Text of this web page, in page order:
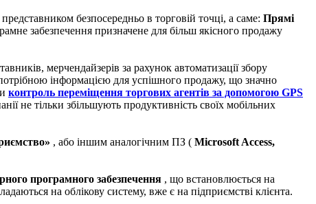
безпосередньо в торговій точці, а саме: Прямі
забезпечення призначене для більш якісного продажу
мерчендайзерів за рахунок автоматизації збору
інформацією для успішного продажу, що значно
контроль переміщення торгових агентів за допомогою GPS
не тільки збільшують продуктивність своїх мобільних
, або іншим аналогічним ПЗ ( Microsoft Access,
програмного забезпечення , що встановлюється на
на облікову систему, вже є на підприємстві клієнта.